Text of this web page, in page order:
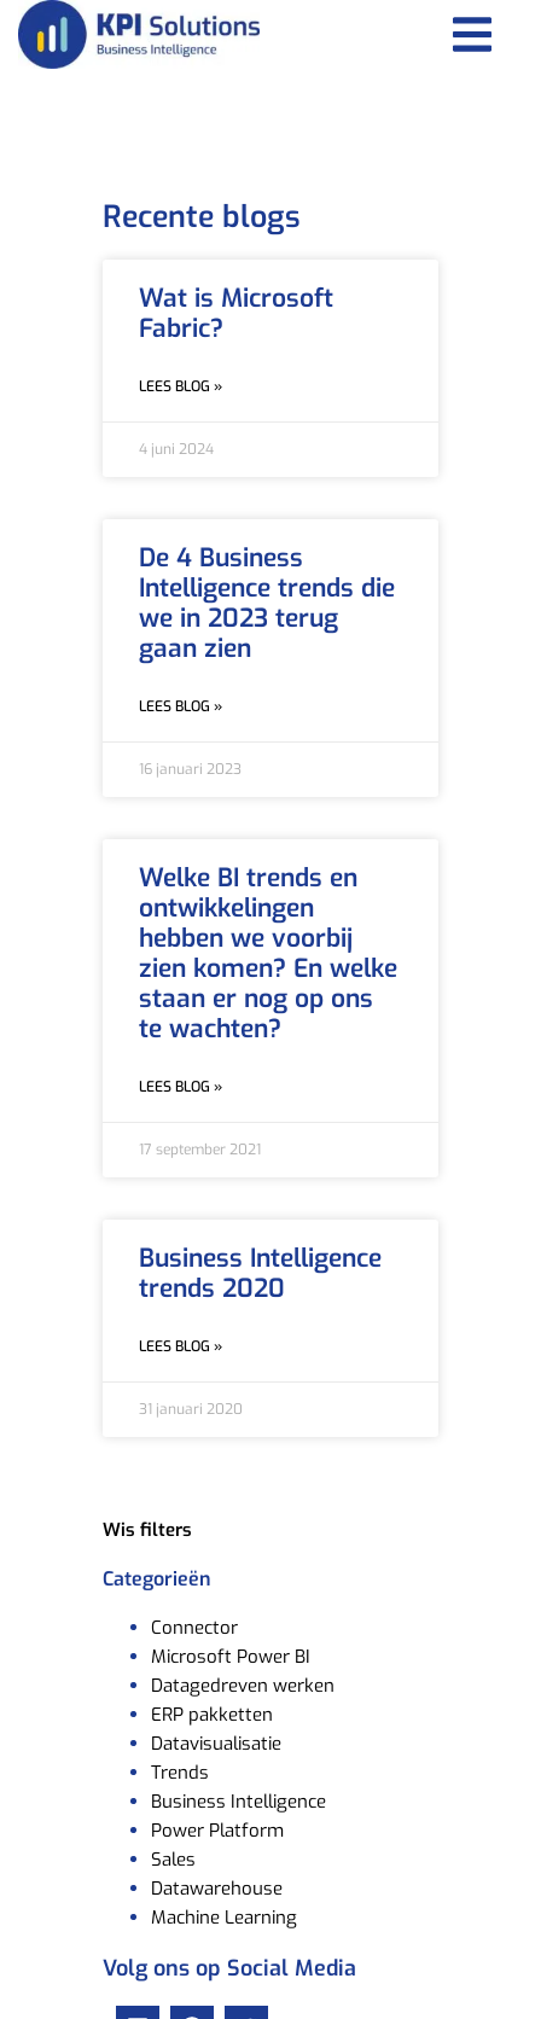
Recente blogs
Wat is Microsoft
Fabric?
LEES BLOG »
4 juni 2024
De 4 Business
Intelligence trends die
we in 2023 terug
gaan zien
LEES BLOG »
16 januari 2023
Welke BI trends en
ontwikkelingen
hebben we voorbij
zien komen? En welke
staan er nog op ons
te wachten?
LEES BLOG »
17 september 2021
Business Intelligence
trends 2020
LEES BLOG »
31 januari 2020
Wis filters
Categorieën
Connector
Microsoft Power BI
Datagedreven werken
ERP pakketten
Datavisualisatie
Trends
Business Intelligence
Power Platform
Sales
Datawarehouse
Machine Learning
Volg ons op Social Media